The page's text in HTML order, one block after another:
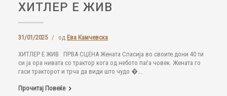
ХИТЛЕР Е ЖИВ
31/01/2025 / од Ева Камчевска
ХИТЛЕР Е ЖИВ ПРВА СЦЕНА Жената Спасија во своите дони 40 ти
си ја ора нивата со трактор кога од небото паѓа човек. Жената го
гаси тракторот и трча да види што чудо �...
Прочитај Повеќе